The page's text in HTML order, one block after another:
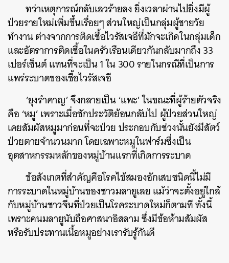
ทว่าเหตุการณ์กลับเลวร้ายลง ยิ่งเวลาผ่านไปยิ่งมีผู้
ป่วยรายใหม่เพิ่มขึ้นเรื่อยๆ ส่วนใหญ่เป็นกลุ่มผู้ชายวัย
ทำงาน ต่างจากการติดเชื้อไวรัสเจอีที่มักจะเกิดในกลุ่มเด็ก
และอัตราการติดเชื้อในครัวเรือนเดียวกันกลับมากถึง 33
เปอร์เซ็นต์ แทนที่จะเป็น 1 ใน 300 รายในกรณีที่เป็นการ
แพร่ระบาดของเชื้อไวรัสเจอี
‘ยุงรำคาญ’ จึงกลายเป็น ‘แพะ’ ในขณะที่ผู้ร้ายตัวจริง
คือ ‘หมู’ เพราะเมื่อซักประวัติย้อนกลับไป ผู้ป่วยส่วนใหญ่
เคยสัมผัสหมูมาก่อนที่จะป่วย ประกอบกับช่วงนั้นยังมีสัตว์
ป่วยตายจำนวนมาก โดยเฉพาะหมูในฟาร์มซึ่งเป็น
อุตสาหกรรมหลักของหมู่บ้านแรกที่เกิดการระบาด
ข้อสังเกตที่สำคัญคือโรคไข้สมองอักเสบชนิดนี้ไม่มี
การระบาดในหมู่บ้านของชาวมลายูเลย แม้ว่าจะตั้งอยู่ใกล้
กับหมู่บ้านชาวจีนที่ป่วยเป็นโรคระบาดใหม่ก็ตามที ทั้งนี้
เพราะคนมลายูนับถือศาสนาอิสลาม ซึ่งมีข้อห้ามสัมผัส
หรือรับประทานเนื้อหมูอย่างเรารับรู้กันดี